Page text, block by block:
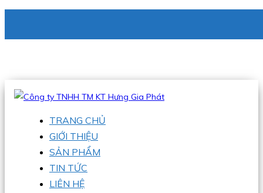
Hotline:0938 336 079
TRANG CHỦ
GIỚI THIỆU
SẢN PHẨM
TIN TỨC
LIÊN HỆ